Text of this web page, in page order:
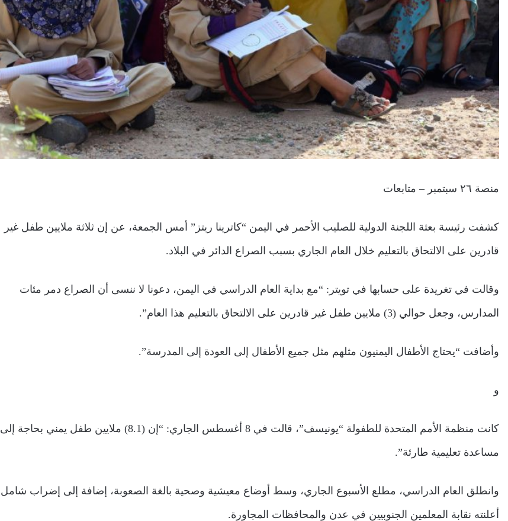
منصة ٢٦ سبتمبر – متابعات
كشفت رئيسة بعثة اللجنة الدولية للصليب الأحمر في اليمن “كاترينا ريتز” أمس الجمعة، عن إن ثلاثة ملايين طفل غير
قادرين على الالتحاق بالتعليم خلال العام الجاري بسبب الصراع الدائر في البلاد.
وقالت في تغريدة على حسابها في تويتر: “مع بداية العام الدراسي في اليمن، دعونا لا ننسى أن الصراع دمر مئات
المدارس، وجعل حوالي (3) ملايين طفل غير قادرين على الالتحاق بالتعليم هذا العام”.
وأضافت “يحتاج الأطفال اليمنيون مثلهم مثل جميع الأطفال إلى العودة إلى المدرسة”.
و
كانت منظمة الأمم المتحدة للطفولة “يونيسف”، قالت في 8 أغسطس الجاري: “إن (8.1) ملايين طفل يمني بحاجة إلى
مساعدة تعليمية طارئة”.
وانطلق العام الدراسي، مطلع الأسبوع الجاري، وسط أوضاع معيشية وصحية بالغة الصعوبة، إضافة إلى إضراب شامل
أعلنته نقابة المعلمين الجنوبيين في عدن والمحافظات المجاورة.